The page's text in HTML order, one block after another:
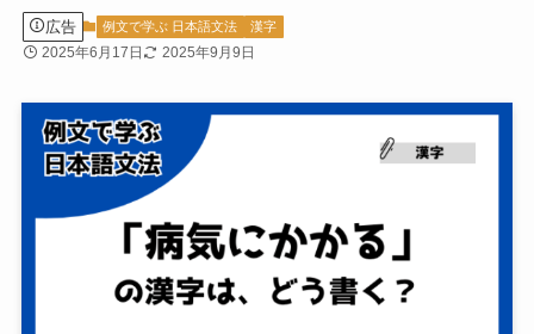
広告 例文で学ぶ 日本語文法 漢字
2025年6月17日 2025年9月9日